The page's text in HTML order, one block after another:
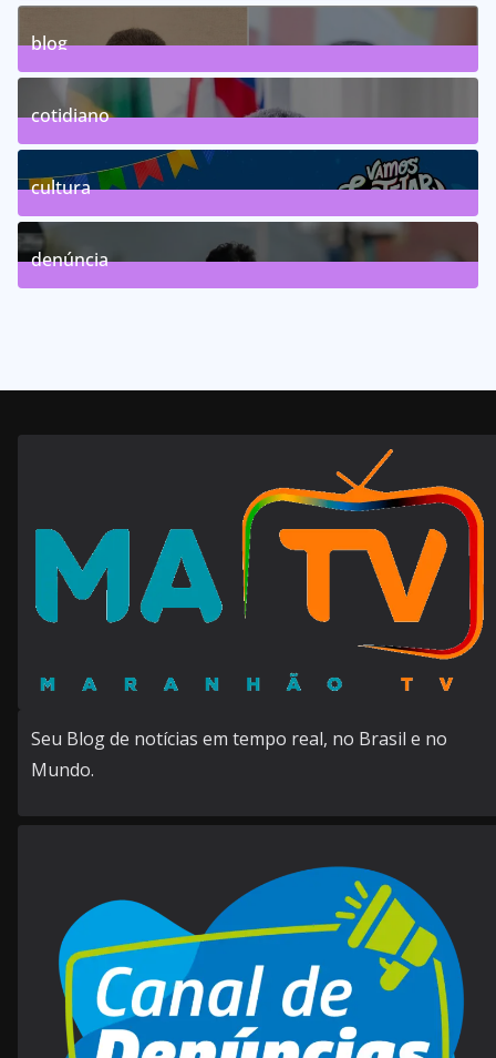
0Posts
blog
75Posts
cotidiano
46Posts
cultura
63Posts
denúncia
Seu Blog de notícias em tempo real, no Brasil e no
Mundo.